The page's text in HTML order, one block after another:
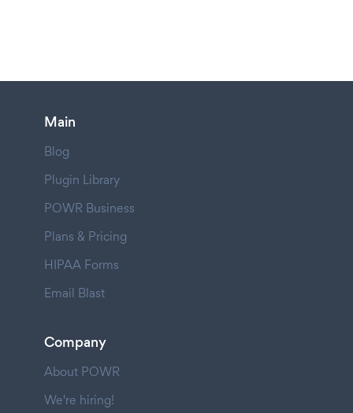
Main
Blog
Plugin Library
POWR Business
Plans & Pricing
HIPAA Forms
Email Blast
Company
About POWR
We're hiring!